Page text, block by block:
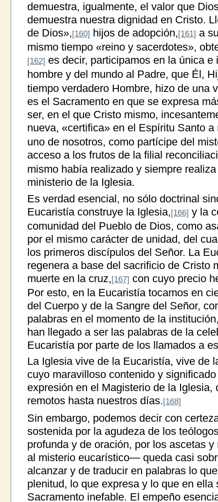
demuestra, igualmente, el valor que
demuestra nuestra dignidad en Cristo.
de Dios»,[160] hijos de adopción,[161] a
mismo tiempo «reino y sacerdotes»,
[162] es decir, participamos en la única
hombre y del mundo al Padre, que Él,
tiempo verdadero Hombre, hizo de una
es el Sacramento en que se expresa
ser, en el que Cristo mismo,
nueva, «certifica» en el Espíritu Santo a
uno de nosotros, como partícipe del
acceso a los frutos de la filial
mismo había realizado y siempre
ministerio de la Iglesia.
Es verdad esencial, no sólo doctrinal
Eucaristía construye la Iglesia,[166] y la
comunidad del Pueblo de Dios, como
por el mismo carácter de unidad, del
los primeros discípulos del Señor. La
regenera a base del sacrificio de Cristo
muerte en la cruz,[167] con cuyo precio
Por esto, en la Eucaristía tocamos en
del Cuerpo y de la Sangre del Señor,
palabras en el momento de la
han llegado a ser las palabras de la
Eucaristía por parte de los llamados a
La Iglesia vive de la Eucaristía, vive de
cuyo maravilloso contenido y
expresión en el Magisterio de la Iglesia,
remotos hasta nuestros días.[168]
Sin embargo, podemos decir con
sostenida por la agudeza de los
profunda y de oración, por los ascetas
al misterio eucarístico— queda casi
alcanzar y de traducir en palabras lo
plenitud, lo que expresa y lo que en
Sacramento inefable. El empeño